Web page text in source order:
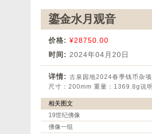
鎏金水月观音
价格: ¥28750.00
时间: 2024年04月20日
详情: 古泉园地2024春季钱币杂
尺寸：200mm 重量：1369.8g说
相关图文
19世纪佛像
佛像一组